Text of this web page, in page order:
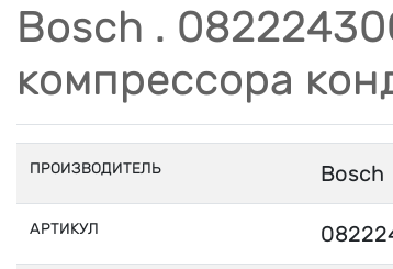
Bosch .
компрессора
ПРОИЗВОДИТЕЛЬ Bosch
АРТИКУЛ